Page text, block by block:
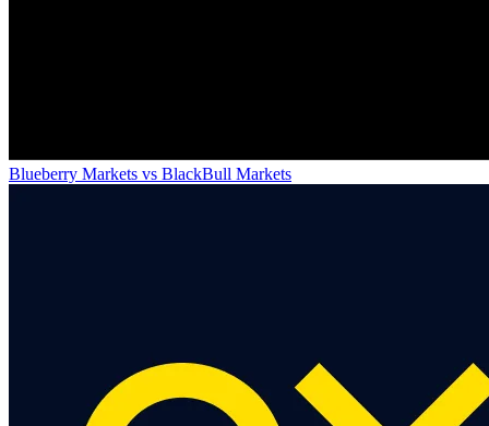
Blueberry Markets vs BlackBull Markets